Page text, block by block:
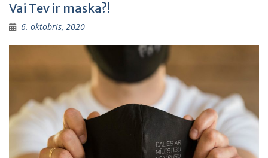
Vai Tev ir maska?!
6. oktobris, 2020